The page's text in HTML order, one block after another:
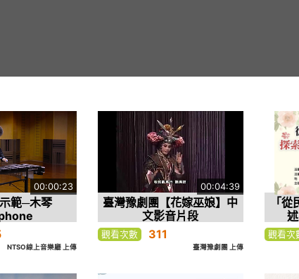
00:00:23
範─木琴
NTSO線上音樂廳 上傳
00:04:39
臺灣豫劇團【花嫁巫娘】中
文影音片段
觀看次數 311
臺灣豫劇團 上傳
「
觀看次